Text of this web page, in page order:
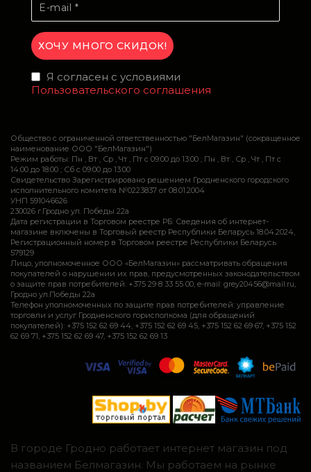
Я согласен с условиями
Пользовательского соглашения
Общество с ограниченной ответственностью "БелМагазин" (сокращенное
наименование ООО "БелМагазин")
Режим работы: Пн , Вт , Ср , Чт , Пт c 09:00 до 13:00 ; Пн , Вт , Ср , Чт , Пт c
14:00 до 18:00 ; Сб c 09:00 до 13:00
Свидетельство Зарегистрировано решением Гродненского городского
исполнительного комитета №0223837 от 08.01.2004
УНП 591046626
230026 г.Гродно ул. Победы 22а
Дата регистрации в Торговом реестре РБ: Сведения об интернет-
магазине включены в Торговый реестр Республики Беларусь 18.04.2024,
Регистрационный номер в Торговом реестре Республики Беларусь
579129
Лицо, уполномоченное ООО «БелМагазин» рассматривать обращения
покупателей о нарушении их прав, предусмотренных законодательством
о защите прав потребителей: +375 29 8 33 55 00, e-mail: grey20456@mail.ru,
Гродно ул.Победы 22а
Телефон уполномоченных по защите прав потребителей: управление
торговли и услуг Гродненского горисполкома (для обращений
покупателей): +375 152 62 69 44, +375 152 62 69 45, +375 152 62 69 67, +375 152
62 69 71, +375 152 62 69 47, +375 152 62 69 13
В городе Гродно работает интернет магазин под
названием Белмагазин. Мы работаем на рынке